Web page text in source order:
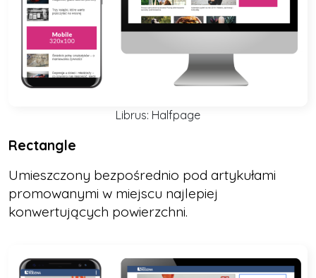
Librus: Halfpage
Rectangle
Umieszczony bezpośrednio pod artykułami
promowanymi w miejscu najlepiej
konwertujących powierzchni.